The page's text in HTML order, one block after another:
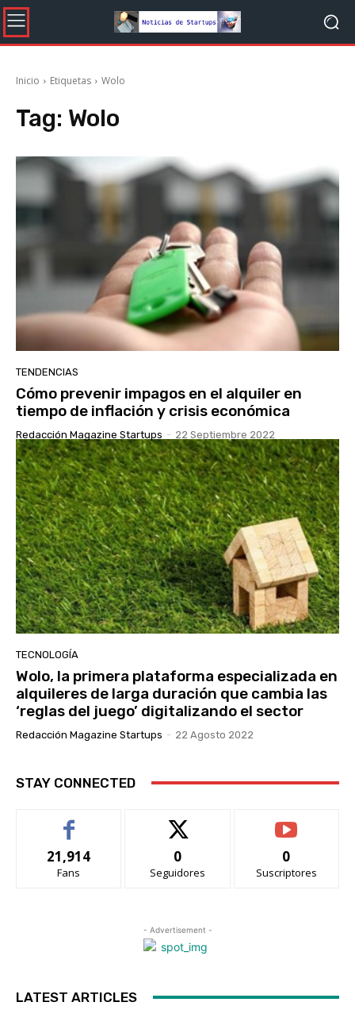
Inicio Etiquetas Wolo
Tag: Wolo
TENDENCIAS
Cómo prevenir impagos en el alquiler en
tiempo de inflación y crisis económica
Redacción Magazine Startups - 22 Septiembre 2022
TECNOLOGÍA
Wolo, la primera plataforma especializada en
alquileres de larga duración que cambia las
‘reglas del juego’ digitalizando el sector
Redacción Magazine Startups - 22 Agosto 2022
STAY CONNECTED
21,914
Fans
0
Seguidores
0
Suscriptores
- Advertisement -
LATEST ARTICLES